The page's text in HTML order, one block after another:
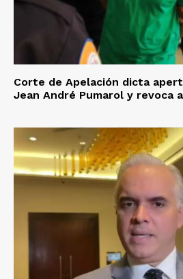
Corte de Apelación dicta
Jean André Pumarol y revoca